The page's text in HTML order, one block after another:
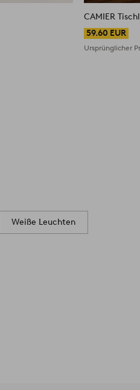
CAMIER
59.60 EUR
Ursprünglicher
Weiße Leuchten